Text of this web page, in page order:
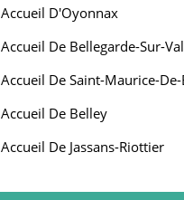
Accueil D'Oyonnax
Accueil De Bellegarde-Sur-
Accueil De Saint-Maurice-
Accueil De Belley
Accueil De Jassans-Riottier